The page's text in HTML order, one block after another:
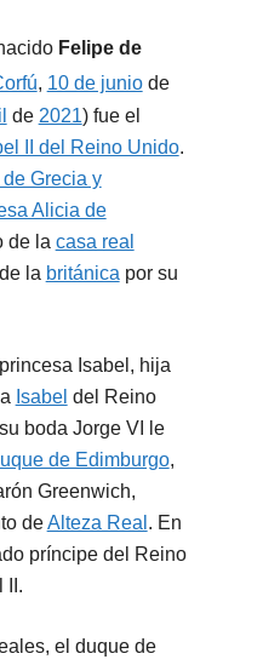
Felipe de
, 10 de juniode
de 2021) fue el
II del Reino Unido.
Grecia y
Alicia de
de la casa real
la británica por su
Isabel, hija
Isabel del Reino
boda Jorge VI le
de Edimburgo,
Greenwich,
deAlteza Real . En
príncipe del Reino
II.
el duque de